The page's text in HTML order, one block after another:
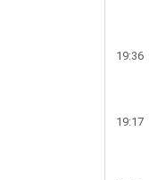
19:36
19:17